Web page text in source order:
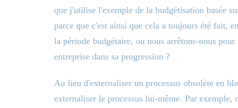
que j'utilise l'exemple de la budgétisation basée
parce que c'est ainsi que cela a toujours été fait,
la période budgétaire, ou nous arrêtons-nous
entreprise dans sa progression ?
Au lieu d'externaliser un processus obsolète en
externaliser le processus lui-même. Par exemple,